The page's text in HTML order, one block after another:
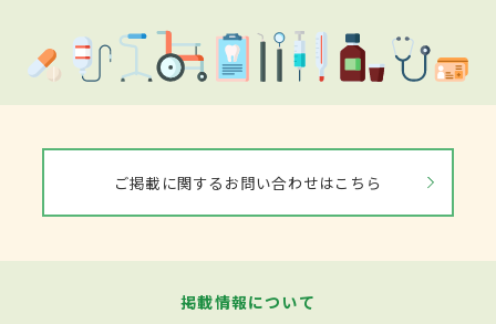
ご掲載に関するお問い合わせはこちら
掲載情報について